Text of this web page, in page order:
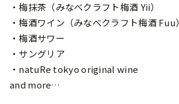
・梅抹茶（みなべクラフト梅酒 Yii）
・梅酒ワイン（みなべクラフト梅酒 Fuu）
・梅酒サワー
・サングリア
・natuRe tokyo original wine
and more…